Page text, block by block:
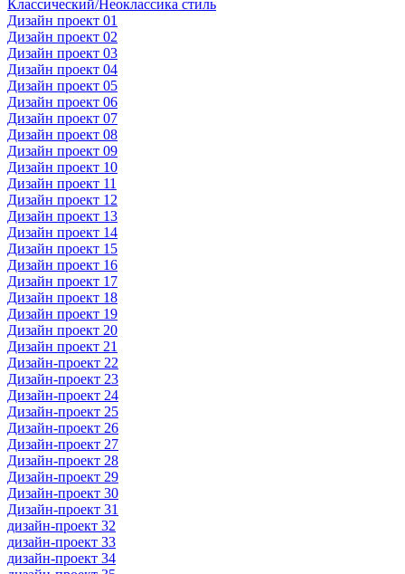
Классический/Неоклассика стиль
Дизайн проект 01
Дизайн проект 02
Дизайн проект 03
Дизайн проект 04
Дизайн проект 05
Дизайн проект 06
Дизайн проект 07
Дизайн проект 08
Дизайн проект 09
Дизайн проект 10
Дизайн проект 11
Дизайн проект 12
Дизайн проект 13
Дизайн проект 14
Дизайн проект 15
Дизайн проект 16
Дизайн проект 17
Дизайн проект 18
Дизайн проект 19
Дизайн проект 20
Дизайн проект 21
Дизайн-проект 22
Дизайн-проект 23
Дизайн-проект 24
Дизайн-проект 25
Дизайн-проект 26
Дизайн-проект 27
Дизайн-проект 28
Дизайн-проект 29
Дизайн-проект 30
Дизайн-проект 31
дизайн-проект 32
дизайн-проект 33
дизайн-проект 34